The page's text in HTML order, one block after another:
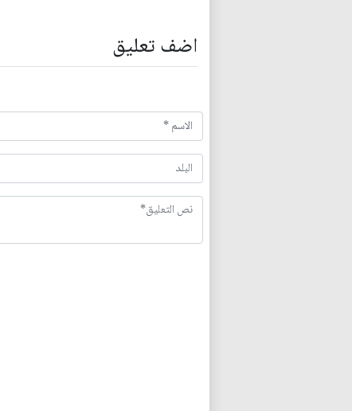
اضف تعليق